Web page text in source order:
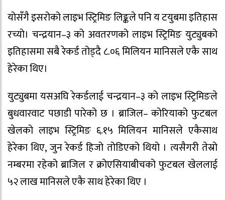
योसँगै इसरोको लाइभ स्ट्रिमिङ लिङ्कले पनि य टयुबमा इतिहास
रच्यो। चन्द्रयान–३ को अवतरणको लाइभ स्ट्रिमिङ युट्युबको
इतिहासमा सबै रेकर्ड तोड्दै ८.०६ मिलियन मानिसले एकै साथ
हेरेका थिए।
युट्युबमा यसअघि रेकर्डलाई चन्द्रयान–३ को लाइभ स्ट्रिमिङले
बुधवारवाट पछाडी पारेको छ । ब्राजिल– कोरियाको फुटबल
खेलको लाइभ स्ट्रिमिङ ६.१५ मिलियन मानिसले एकैसाथ
हेरेका थिए, जुन रेकर्ड हिजो तोडिएको थियो । त्यसैगरी तेस्रो
नम्बरमा रहेको ब्राजिल र क्रोएसियाबीचको फुटबल खेललाई
५२ लाख मानिसले एकै साथ हेरेका थिए ।